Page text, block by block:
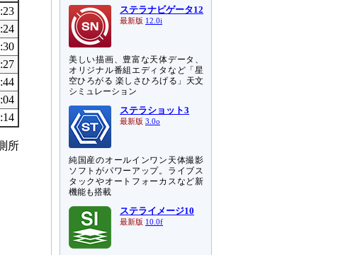
所
ステラナビゲータ12
最新版 12.0i
美しい描画、豊富な天体データ、
オリジナル番組エディタなど「星
空ひろがる 楽しさひろげる」天文
シミュレーション
ステラショット3
最新版 3.0o
純国産のオールインワン天体撮影
ソフトがパワーアップ。ライブス
タックやオートフォーカスなど新
機能も搭載
ステライメージ10
最新版 10.0f